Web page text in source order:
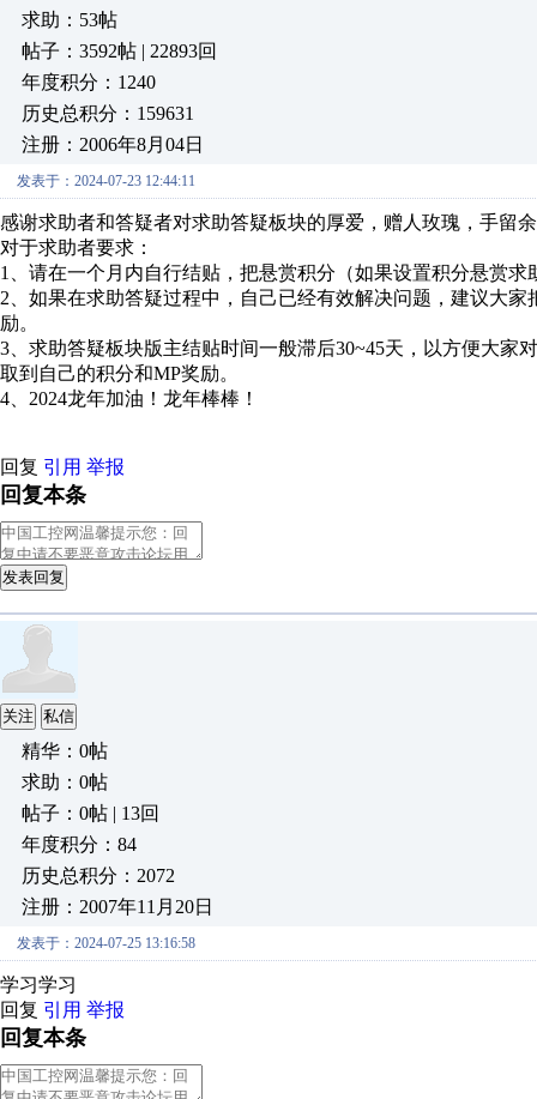
求助：53帖
帖子：3592帖 | 22893回
年度积分：1240
历史总积分：159631
注册：2006年8月04日
发表于：2024-07-23 12:44:11
感谢求助者和答疑者对求助答疑板块的厚爱，赠人玫瑰，手留
对于求助者要求：
1、请在一个月内自行结贴，把悬赏积分（如果设置积分悬赏求
2、如果在求助答疑过程中，自己已经有效解决问题，建议大
励。
3、求助答疑板块版主结贴时间一般滞后30~45天，以方便大
取到自己的积分和MP奖励。
4、2024龙年加油！龙年棒棒！
回复 引用 举报
回复本条
发表回复
关注 私信
精华：0帖
求助：0帖
帖子：0帖 | 13回
年度积分：84
历史总积分：2072
注册：2007年11月20日
发表于：2024-07-25 13:16:58
学习学习
回复 引用 举报
回复本条